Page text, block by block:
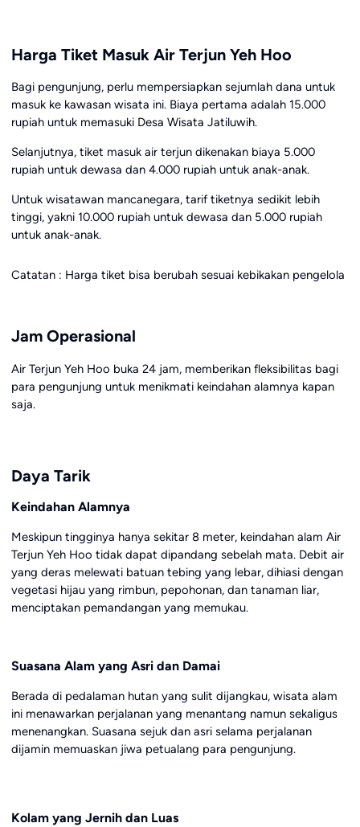
Harga Tiket Masuk Air Terjun Yeh Hoo
Bagi pengunjung, perlu mempersiapkan sejumlah dana untuk
masuk ke kawasan wisata ini. Biaya pertama adalah 15.000
rupiah untuk memasuki Desa Wisata Jatiluwih.
Selanjutnya, tiket masuk air terjun dikenakan biaya 5.000
rupiah untuk dewasa dan 4.000 rupiah untuk anak-anak.
Untuk wisatawan mancanegara, tarif tiketnya sedikit lebih
tinggi, yakni 10.000 rupiah untuk dewasa dan 5.000 rupiah
untuk anak-anak.
Catatan : Harga tiket bisa berubah sesuai kebikakan pengelola
Jam Operasional
Air Terjun Yeh Hoo buka 24 jam, memberikan fleksibilitas bagi
para pengunjung untuk menikmati keindahan alamnya kapan
saja.
Daya Tarik
Keindahan Alamnya
Meskipun tingginya hanya sekitar 8 meter, keindahan alam Air
Terjun Yeh Hoo tidak dapat dipandang sebelah mata. Debit air
yang deras melewati batuan tebing yang lebar, dihiasi dengan
vegetasi hijau yang rimbun, pepohonan, dan tanaman liar,
menciptakan pemandangan yang memukau.
Suasana Alam yang Asri dan Damai
Berada di pedalaman hutan yang sulit dijangkau, wisata alam
ini menawarkan perjalanan yang menantang namun sekaligus
menenangkan. Suasana sejuk dan asri selama perjalanan
dijamin memuaskan jiwa petualang para pengunjung.
Kolam yang Jernih dan Luas